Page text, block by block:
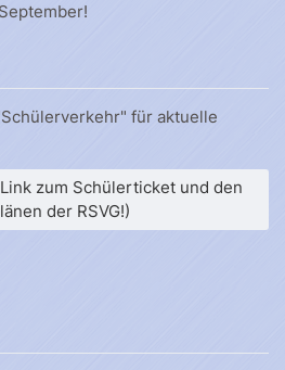
September!
für aktuelle
zum Schülerticket und den
der RSVG!)